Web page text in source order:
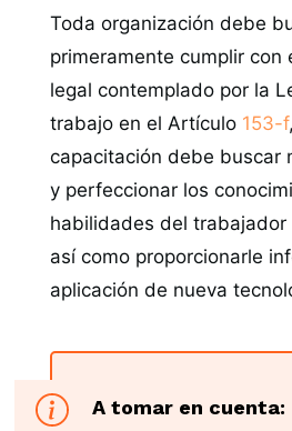
Toda organización debe
primeramente cumplir con
legal contemplado por la
trabajo en el Artículo 153-f
capacitación debe buscar
y perfeccionar los
habilidades del
así como proporcionarle
aplicación de nueva
A tomar en cuenta: